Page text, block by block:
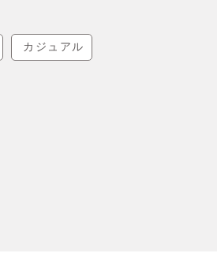
カジュアル